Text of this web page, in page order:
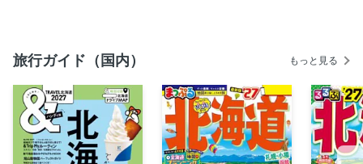
今、行きたいKYOTO決定版！／魅惑の京グルメ／町家ごは
ん
今、行きたいKYOTO決定版！／魅惑の京グルメ／湯豆腐
今、行きたいKYOTO決定版！／魅惑の京グルメ／川床ディ
ナー
旅行ガイド（国内） もっと見る